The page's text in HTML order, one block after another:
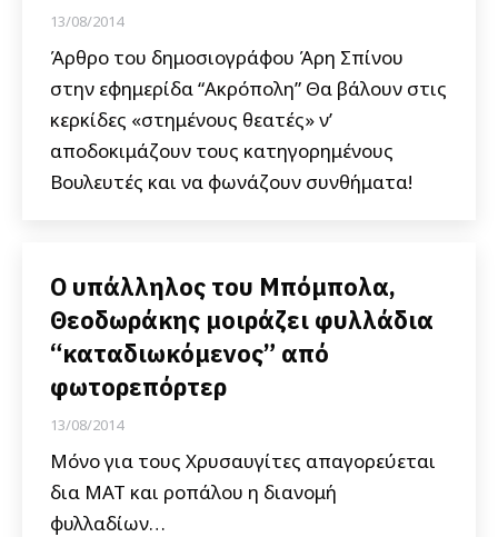
13/08/2014
Άρθρο του δημοσιογράφου Άρη Σπίνου
στην εφημερίδα “Ακρόπολη” Θα βάλουν στις
κερκίδες «στημένους θεατές» ν’
αποδοκιμάζουν τους κατηγορημένους
Βουλευτές και να φωνάζουν συνθήματα!
Ο υπάλληλος του Μπόμπολα,
Θεοδωράκης μοιράζει φυλλάδια
“καταδιωκόμενος” από
φωτορεπόρτερ
13/08/2014
Μόνο για τους Χρυσαυγίτες απαγορεύεται
δια ΜΑΤ και ροπάλου η διανομή
φυλλαδίων…